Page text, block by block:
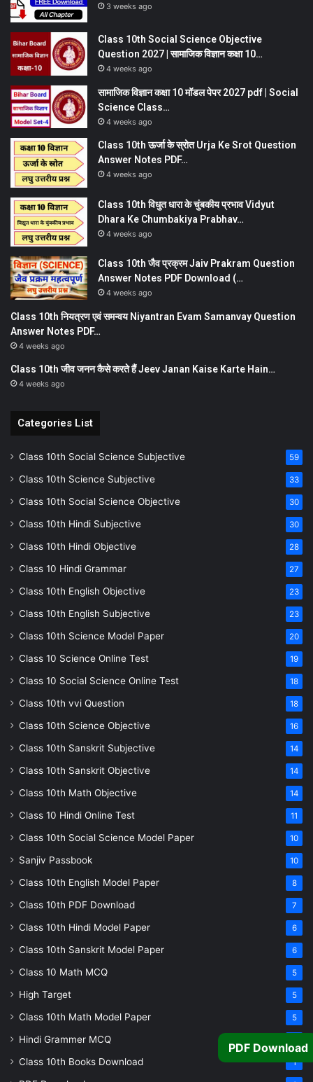
3 weeks ago
Class 10th Social Science Objective
Question 2027 | सामाजिक विज्ञान कक्षा 10…
4 weeks ago
सामाजिक विज्ञान कक्षा 10 मॉडल पेपर 2027 pdf | Social
Science Class…
4 weeks ago
Class 10th ऊर्जा के स्रोत Urja Ke Srot Question
Answer Notes PDF…
4 weeks ago
Class 10th विधुत धारा के चुंबकीय प्रभाव Vidyut
Dhara Ke Chumbakiya Prabhav…
4 weeks ago
Class 10th जैव प्रक्रम Jaiv Prakram Question
Answer Notes PDF Download (…
4 weeks ago
Class 10th नियत्रण एवं समन्वय Niyantran Evam Samanvay Question
Answer Notes PDF…
4 weeks ago
Class 10th जीव जनन कैसे करते हैं Jeev Janan Kaise Karte Hain…
4 weeks ago
Categories List
Class 10th Social Science Subjective 59
Class 10th Science Subjective 33
Class 10th Social Science Objective 30
Class 10th Hindi Subjective 30
Class 10th Hindi Objective 28
Class 10 Hindi Grammar 27
Class 10th English Objective 23
Class 10th English Subjective 23
Class 10th Science Model Paper 20
Class 10 Science Online Test 19
Class 10 Social Science Online Test 18
Class 10th vvi Question 18
Class 10th Science Objective 16
Class 10th Sanskrit Subjective 14
Class 10th Sanskrit Objective 14
Class 10th Math Objective 14
Class 10 Hindi Online Test 11
Class 10th Social Science Model Paper 10
Sanjiv Passbook 10
Class 10th English Model Paper 8
Class 10th PDF Download 7
Class 10th Hindi Model Paper 6
Class 10th Sanskrit Model Paper 6
Class 10 Math MCQ 5
High Target 5
Class 10th Math Model Paper 5
Hindi Grammer MCQ
Class 10th Books Download 1
PDF Download